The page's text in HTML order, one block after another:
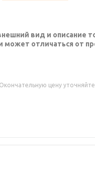
вид и описание
может отличаться от
Окончательную цену